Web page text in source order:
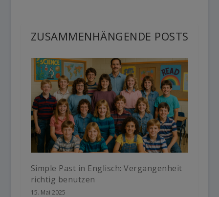
ZUSAMMENHÄNGENDE POSTS
Simple Past in Englisch: Vergangenheit
richtig benutzen
15. Mai 2025